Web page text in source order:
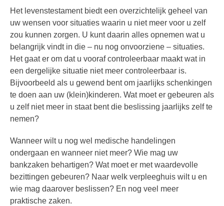
Het levenstestament biedt een overzichtelijk geheel van
uw wensen voor situaties waarin u niet meer voor u zelf
zou kunnen zorgen. U kunt daarin alles opnemen wat u
belangrijk vindt in die – nu nog onvoorziene – situaties.
Het gaat er om dat u vooraf controleerbaar maakt wat in
een dergelijke situatie niet meer controleerbaar is.
Bijvoorbeeld als u gewend bent om jaarlijks schenkingen
te doen aan uw (klein)kinderen. Wat moet er gebeuren als
u zelf niet meer in staat bent die beslissing jaarlijks zelf te
nemen?
Wanneer wilt u nog wel medische handelingen
ondergaan en wanneer niet meer? Wie mag uw
bankzaken behartigen? Wat moet er met waardevolle
bezittingen gebeuren? Naar welk verpleeghuis wilt u en
wie mag daarover beslissen? En nog veel meer
praktische zaken.